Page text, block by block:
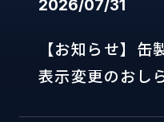
2026/07/31
【お知らせ】
表示変更のおし